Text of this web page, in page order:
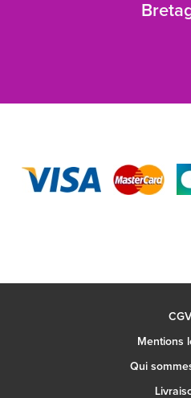
CGV
Mentions
Qui